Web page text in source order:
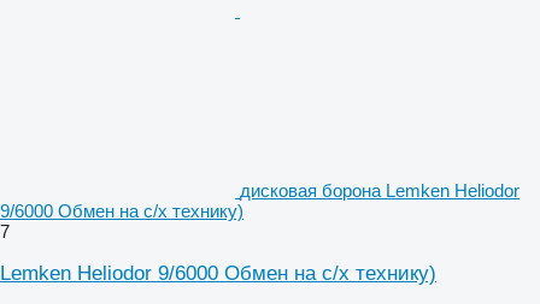
дисковая борона Lemken Heliodor
9/6000 Обмен на с/х технику)
7
Lemken Heliodor 9/6000 Обмен на с/х технику)